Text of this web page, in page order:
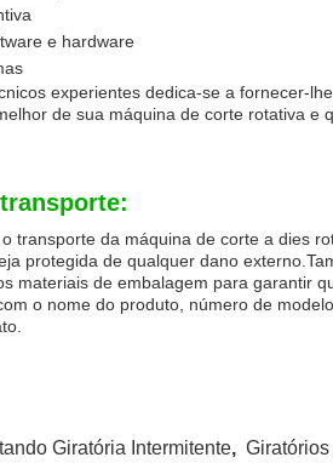
e hardware
experientes dedica-se a fornecer-
de sua máquina de corte rotativa e
transporte da máquina de corte a dies
protegida de qualquer dano
materiais de embalagem para garantir
o nome do produto, número de
Giratória Intermitente,